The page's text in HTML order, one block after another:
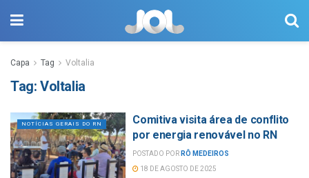
Capa Tag Voltalia
Tag: Voltalia
NOTÍCIAS GERAIS DO RN
Comitiva visita área de conflito
por energia renovável no RN
POSTADO POR RÔ MEDEIROS
18 DE AGOSTO DE 2025